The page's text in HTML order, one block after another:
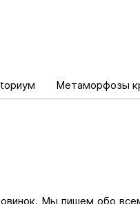
Метаморфозы
Мы пишем обо